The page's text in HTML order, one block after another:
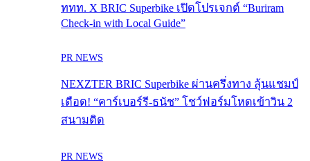
ททท. X BRIC Superbike เปิดโปรเจกต์ “Buriram
Check-in with Local Guide”
PR NEWS
NEXZTER BRIC Superbike ผ่านครึ่งทาง ลุ้นแชมป์
เดือด! “คาร์เบอร์รี-ธนัช” โชว์ฟอร์มโหดเข้าวิน 2
สนามติด
PR NEWS